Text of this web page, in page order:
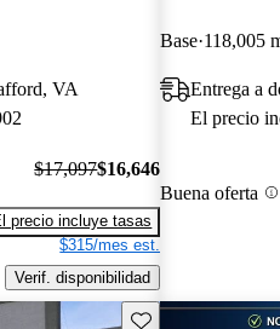
VA
$17,097$16,646
precio incluye tasas
$315/mes est.
Verif. disponibilidad
Base 118,005
Entrega a
El precio
Buena oferta
Guarda este Aviso